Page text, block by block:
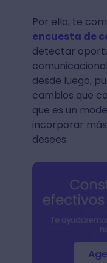
Por ello, te
encuesta de
detectar
desde luego,
cambios que
que es un
incorporar
desees.